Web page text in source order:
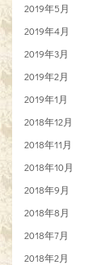
2019年5月
2019年4月
2019年3月
2019年2月
2019年1月
2018年12月
2018年11月
2018年10月
2018年9月
2018年8月
2018年7月
2018年2月